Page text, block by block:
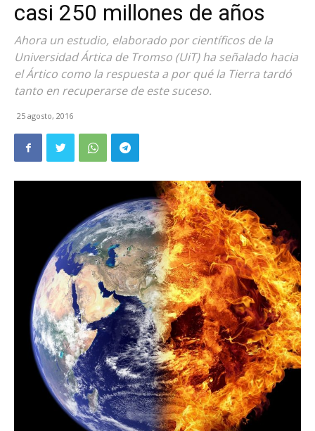
casi 250 millones de años
Ahora un estudio, elaborado por científicos de la
Universidad Ártica de Tromso (UiT) ha señalado hacia
el Ártico como la respuesta a por qué la Tierra tardó
tanto en recuperarse de este suceso.
25 agosto, 2016